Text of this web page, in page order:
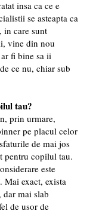
insa ca ce e
se asteapta ca
in care sunt
vine din nou
fi bine sa ii
ce nu, chiar sub
tau?
prin urmare,
pe placul celor
de mai jos
pentru copilul tau.
este
Mai exact, exista
mai slab
de usor de